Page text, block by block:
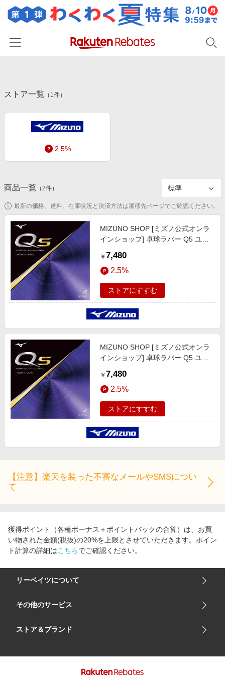
カテゴリー一覧
百貨店・総合ECモール
ファッション・インナー・小物
食品・スイーツ・お酒
家電・PC・スマホ・カメラ
エンタメ
スポーツ・アウトドア・ゴルフ
インテリア・寝具
ペット・花・DIY・車
旅行・レジャー・ホテル予約
金融・マネー・保険
デジタルコンテンツ
ビジネス・その他サービス
初回購入者限定特典
新着ストアのご紹介
電子書籍特集
楽天ペイ導入ストア
楽天サービス特集
旅行特集
お中元特集2026
わくわく夏特集
とことん買い物チャレンジ
Apple公式サイト×楽天カード分割払い
Qoo10メガポ
友達紹介
楽天IDでログイン/会員登録
ストア一覧 （ 1件）
2.5%
商品一覧 （2件）
最新の価格、送料、在庫状況と決済方法は遷移先ページでご確認ください。
MIZUNO SHOP [ミズノ公式オンラ
インショップ] 卓球ラバー Q5 ユニ
￥ 7,480
2.5%
ストアにすすむ
MIZUNO SHOP [ミズノ公式オンラ
インショップ] 卓球ラバー Q5 ユニ
￥ 7,480
2.5%
ストアにすすむ
【注意】楽天を装った不審なメールやSMSについ
て
獲得ポイント（各種ボーナス＋ポイントバックの合算）は、お買
い物された金額(税抜)の20%を上限とさせていただきます。ポイン
ト計算の詳細はこちらでご確認ください。
リーベイツについて
会社概要
サイトマップ
リーベイツ ポイントアシスト
その他のサービス
楽天市場
ストア＆ブランド